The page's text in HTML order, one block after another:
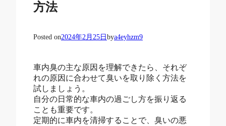
方法
Posted on2024年2月25日 bya4eyhzm9
車内臭の主な原因を理解できたら、それぞ
れの原因に合わせて臭いを取り除く方法を
試しましょう。
自分の日常的な車内の過ごし方を振り返る
ことも重要です。
定期的に車内を清掃することで、臭いの悪